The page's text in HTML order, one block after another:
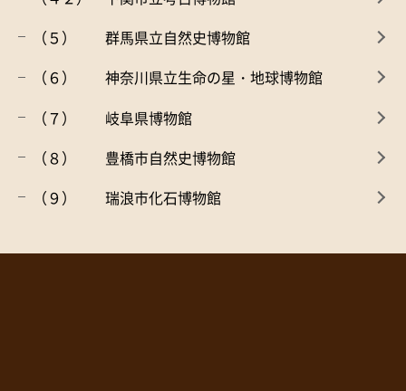
（５） 群馬県立自然史博物館
（６） 神奈川県立生命の星・地球博物館
（７） 岐阜県博物館
（８） 豊橋市自然史博物館
（９） 瑞浪市化石博物館